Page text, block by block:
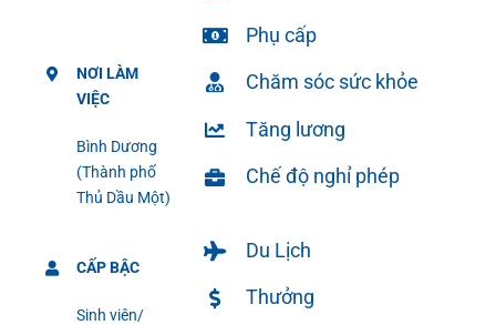
NƠI LÀM
VIỆC
Bình Dương
(Thành phố
Thủ Dầu Một)
CẤP BẬC
Sinh viên/
Phụ cấp
Chăm sóc sức khỏe
Tăng lương
Chế độ nghỉ phép
Du Lịch
Thưởng